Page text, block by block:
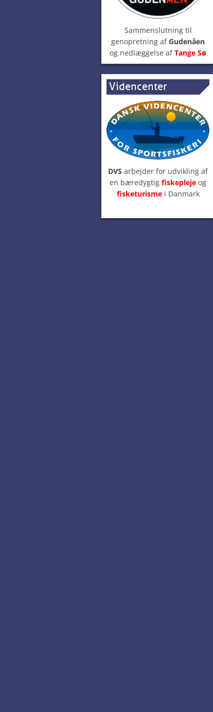
Sammenslutning til
genopretning afGudenåen
og nedlæggelse afTange Sø
Videncenter
DVS arbejder for udvikling af
en bæredygtig fiskepleje og
fisketurisme i Danmark